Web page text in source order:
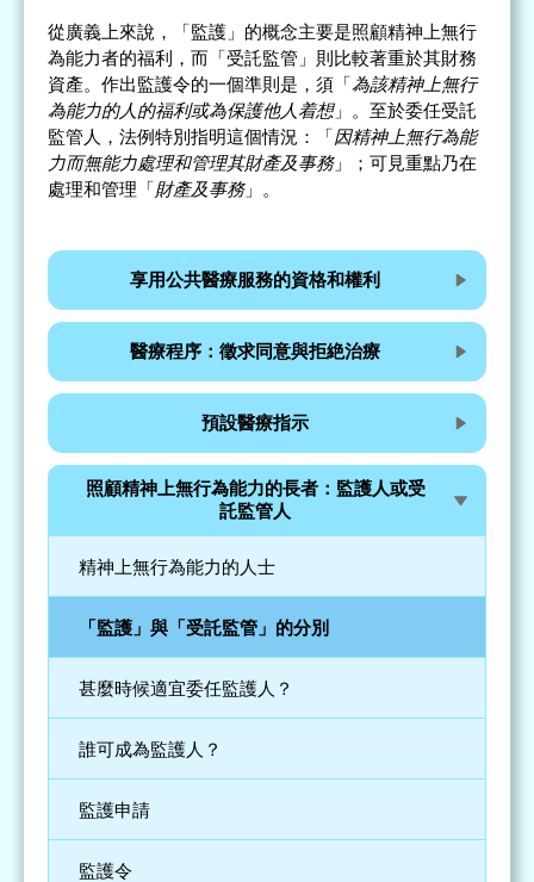
從廣義上來說，「監護」的概念主要是照顧精神上無行
為能力者的福利，而「受託監管」則比較著重於其財務
資產。作出監護令的一個準則是，須「為該精神上無行
為能力的人的福利或為保護他人着想」。至於委任受託
監管人，法例特別指明這個情況：「因精神上無行為能
力而無能力處理和管理其財產及事務」；可見重點乃在
處理和管理「財產及事務」。
享用公共醫療服務的資格和權利
醫療程序：徵求同意與拒絶治療
預設醫療指示
照顧精神上無行為能力的長者：監護人或受
託監管人
監護令
監護申請
誰可成為監護人？
甚麼時候適宜委任監護人？
「監護」與「受託監管」的分別
精神上無行為能力的人士